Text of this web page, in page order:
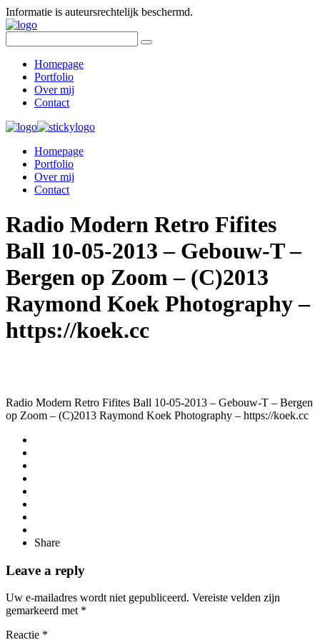
Informatie is auteursrechtelijk beschermd.
Homepage
Portfolio
Over mij
Contact
Homepage
Portfolio
Over mij
Contact
Radio Modern Retro Fifites
Ball 10-05-2013 – Gebouw-T –
Bergen op Zoom – (C)2013
Raymond Koek Photography –
https://koek.cc
Radio Modern Retro Fifites Ball 10-05-2013 – Gebouw-T – Bergen
op Zoom – (C)2013 Raymond Koek Photography – https://koek.cc
Share
Leave a reply
Uw e-mailadres wordt niet gepubliceerd. Vereiste velden zijn
gemarkeerd met *
Reactie *